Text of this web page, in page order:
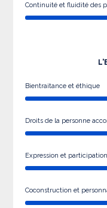
Continuité et fluidité des
Bientraitance et éthique
Droits de la personne
Expression et
Coconstruction et